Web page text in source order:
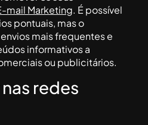
mail Marketing. É possível
pontuais, mas o
mais frequentes e
informativos a
ou publicitários.
redes